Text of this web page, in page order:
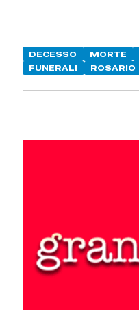
DECESSO MORTE
FUNERALI
ROSARIO